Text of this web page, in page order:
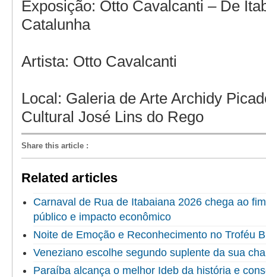
Exposição: Otto Cavalcanti – De
Catalunha
Artista: Otto Cavalcanti
Local: Galeria de Arte Archidy
Cultural José Lins do Rego
Share this article :
Related articles
Carnaval de Rua de Itabaiana 2026 chega ao
público e impacto econômico
Noite de Emoção e Reconhecimento no Troféu
Veneziano escolhe segundo suplente da sua
Paraíba alcança o melhor Ideb da história e